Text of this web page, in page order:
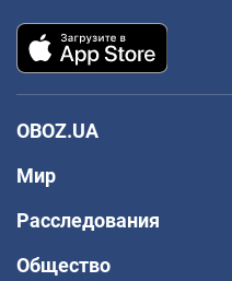
OBOZ.UA
Мир
Расследования
Общество